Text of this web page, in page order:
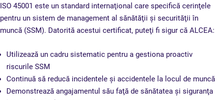
ISO 45001 este un standard internaţional care specifică cerinţele
pentru un sistem de management al sănătăţii şi securităţii în
muncă (SSM). Datorită acestui certificat, puteţi fi sigur că ALCEA:
Utilizează un cadru sistematic pentru a gestiona proactiv
riscurile SSM
Continuă să reducă incidentele şi accidentele la locul de muncă
Demonstrează angajamentul său faţă de sănătatea şi siguranţa